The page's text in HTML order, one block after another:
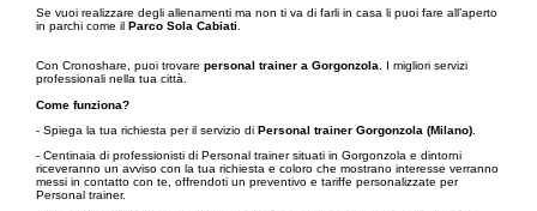
Se vuoi realizzare degli allenamenti ma non ti va di farli in casa li puoi fare all’aperto
in parchi come il Parco Sola Cabiati
Con Cronoshare, puoi trovare personal trainer a Gorgonzola . I migliori servizi
professionali nella tua città.
Come funziona?
- Spiega la tua richiesta per il servizio di Personal trainer Gorgonzola (Milano)
- Centinaia di professionisti di Personal trainer situati in Gorgonzola e dintorni
riceveranno un avviso con la tua richiesta e coloro che mostrano interesse verranno
messi in contatto con te, offrendoti un preventivo e tariffe personalizzate per
Personal trainer.